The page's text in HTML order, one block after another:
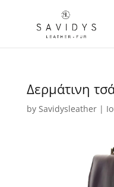
Δερμάτινη
by Savidysleather|